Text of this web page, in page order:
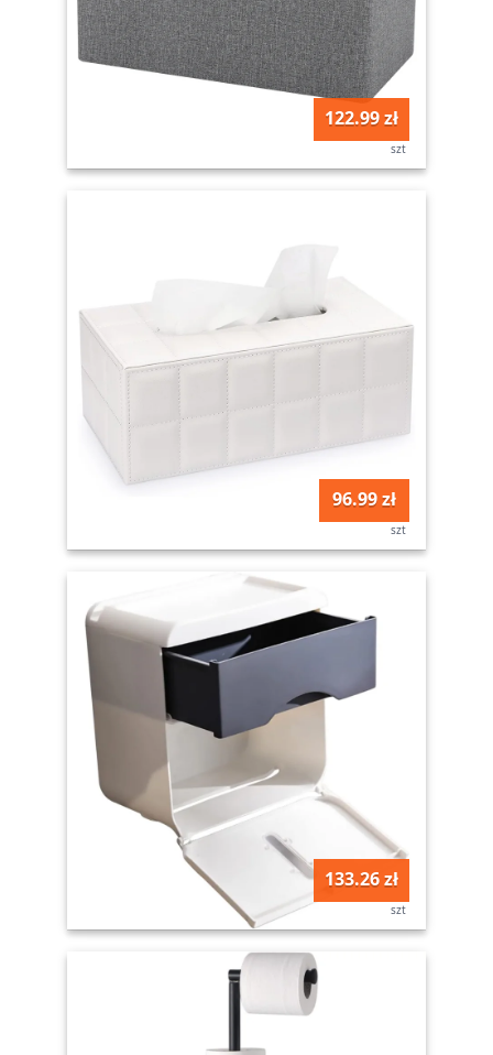
122.99 zł
szt
96.99 zł
szt
133.26 zł
szt